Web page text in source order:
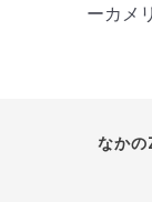
ーカメ
なかの